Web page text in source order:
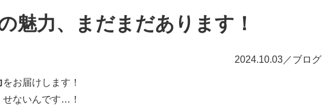
魅力、まだまだあります！
2024.10.03／ブログ
をお届けします！
ないんです…！